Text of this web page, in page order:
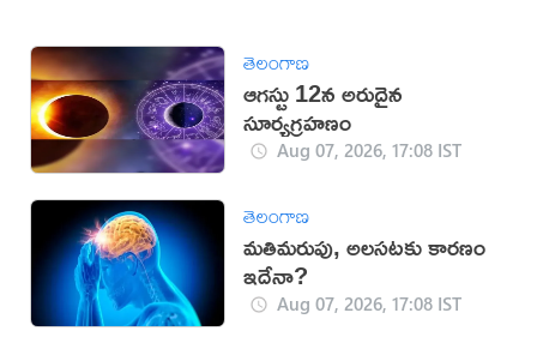
తెలంగాణ
ఆగస్టు 12న అరుదైన
సూర్యగ్రహణం
Aug 07, 2026, 17:08 IST
తెలంగాణ
మతిమరుపు, అలసటకు కారణం
ఇదేనా?
Aug 07, 2026, 17:08 IST